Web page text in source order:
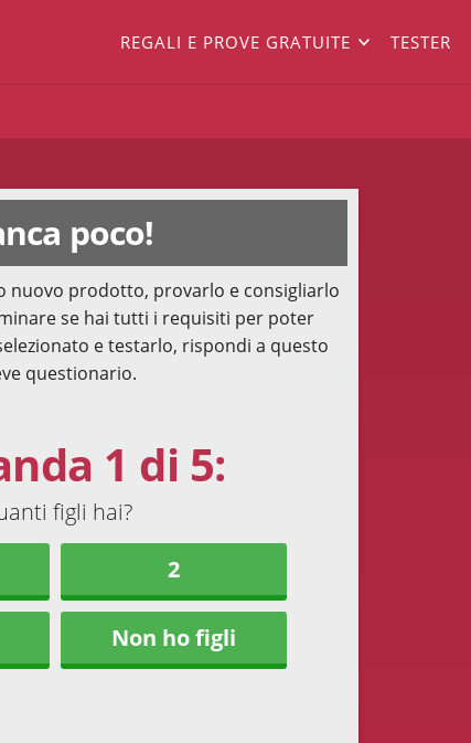
REGALI E PROVE GRATUITE TESTER
poco!
nuovo prodotto, provarlo e consigliarlo
se hai tutti i requisiti per poter
e testarlo, rispondi a questo
questionario.
1 di 5:
figli hai?
2
Non ho figli